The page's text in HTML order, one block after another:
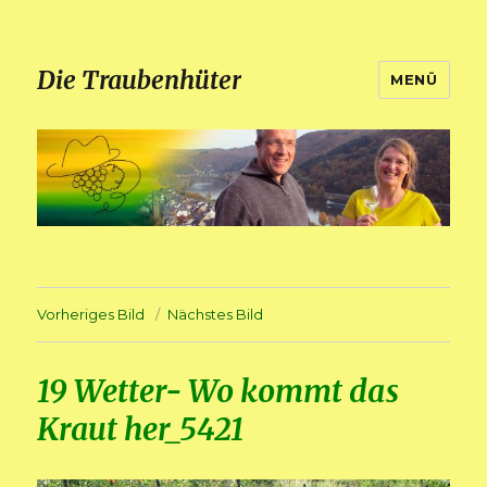
Die Traubenhüter MENÜ
Vorheriges Bild Nächstes Bild
19 Wetter- Wo kommt das
Kraut her_5421